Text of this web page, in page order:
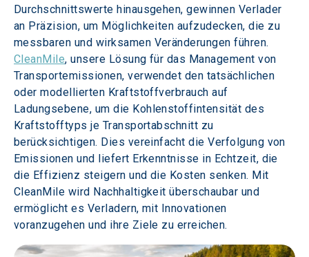
Durchschnittswerte hinausgehen, gewinnen Verlader
an Präzision, um Möglichkeiten aufzudecken, die zu
messbaren und wirksamen Veränderungen führen.
CleanMile, unsere Lösung für das Management von
Transportemissionen, verwendet den tatsächlichen
oder modellierten Kraftstoffverbrauch auf
Ladungsebene, um die Kohlenstoffintensität des
Kraftstofftyps je Transportabschnitt zu
berücksichtigen. Dies vereinfacht die Verfolgung von
Emissionen und liefert Erkenntnisse in Echtzeit, die
die Effizienz steigern und die Kosten senken. Mit
CleanMile wird Nachhaltigkeit überschaubar und
ermöglicht es Verladern, mit Innovationen
voranzugehen und ihre Ziele zu erreichen.